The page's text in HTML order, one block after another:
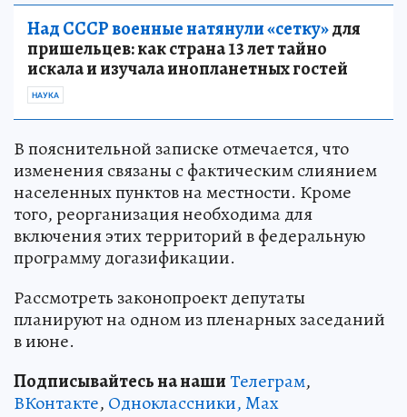
Над СССР военные натянули «сетку»для
пришельцев: как страна 13 лет тайно
искала и изучала инопланетных гостей
НАУКА
В пояснительной записке отмечается, что
изменения связаны с фактическим слиянием
населенных пунктов на местности. Кроме
того, реорганизация необходима для
включения этих территорий в федеральную
программу догазификации.
Рассмотреть законопроект депутаты
планируют на одном из пленарных заседаний
в июне.
Подписывайтесь на нашиТелеграм,
ВКонтакте, Одноклассники,Max